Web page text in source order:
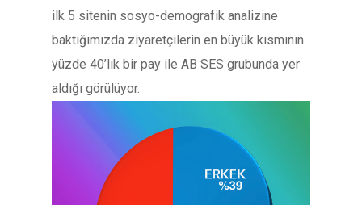
ilk 5 sitenin sosyo-demografik analizine
baktığımızda ziyaretçilerin en büyük kısmının
yüzde 40’lık bir pay ile AB SES grubunda yer
aldığı görülüyor.